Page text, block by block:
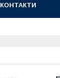
КОНТАКТИ